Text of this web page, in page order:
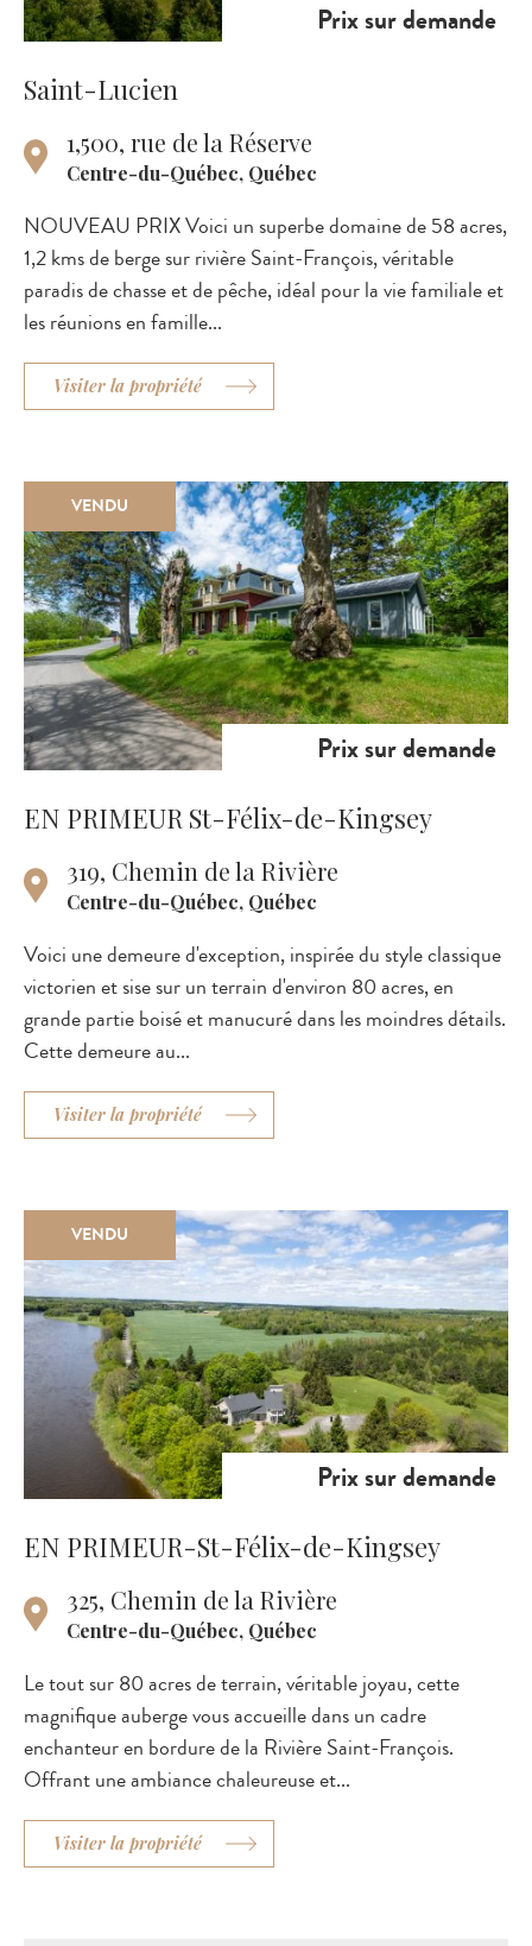
Prix sur demande
Saint-Lucien
1,500, rue de la Réserve
Centre-du-Québec, Québec
NOUVEAU PRIX Voici un superbe domaine de 58 acres,
1,2 kms de berge sur rivière Saint-François, véritable
paradis de chasse et de pêche, idéal pour la vie familiale et
les réunions en famille...
Visiter la propriété
Prix sur demande
EN PRIMEUR St-Félix-de-Kingsey
319, Chemin de la Rivière
Centre-du-Québec, Québec
Voici une demeure d'exception, inspirée du style classique
victorien et sise sur un terrain d'environ 80 acres, en
grande partie boisé et manucuré dans les moindres détails.
Cette demeure au...
Visiter la propriété
VENDU
Prix sur demande
EN PRIMEUR-St-Félix-de-Kingsey
325, Chemin de la Rivière
Centre-du-Québec, Québec
Le tout sur 80 acres de terrain, véritable joyau, cette
magnifique auberge vous accueille dans un cadre
enchanteur en bordure de la Rivière Saint-François.
Offrant une ambiance chaleureuse et...
Visiter la propriété
VENDU